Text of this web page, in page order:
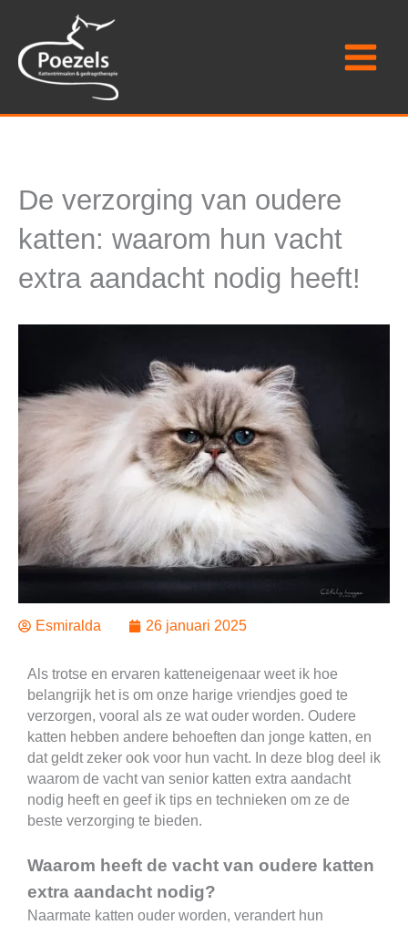
inhoud
De verzorging van oudere
katten: waarom hun vacht
extra aandacht nodig heeft!
Esmiralda 26 januari 2025
Als trotse en ervaren katteneigenaar weet ik hoe
belangrijk het is om onze harige vriendjes goed te
verzorgen, vooral als ze wat ouder worden. Oudere
katten hebben andere behoeften dan jonge katten, en
dat geldt zeker ook voor hun vacht. In deze blog deel ik
waarom de vacht van senior katten extra aandacht
nodig heeft en geef ik tips en technieken om ze de
beste verzorging te bieden.
Waarom heeft de vacht van oudere katten
extra aandacht nodig?
Naarmate katten ouder worden, verandert hun